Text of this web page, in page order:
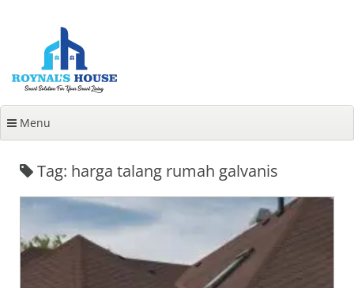
Menu
Tag: harga talang rumah galvanis